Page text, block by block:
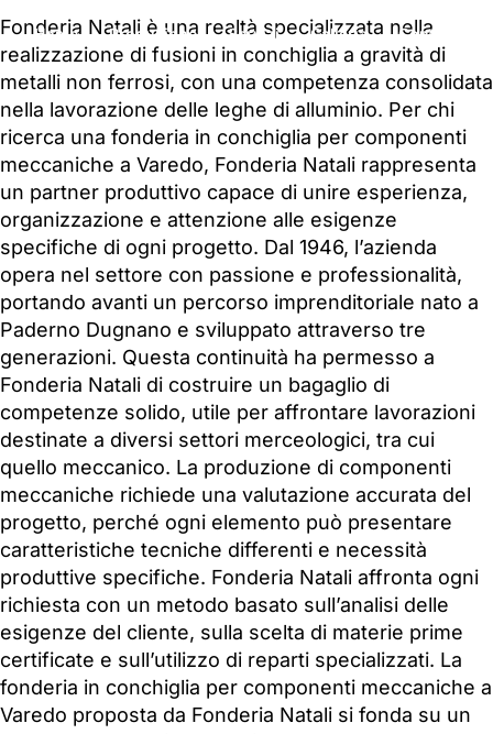
Home Produzione Servizi Galleria Contatti
Fonderia Natali è una realtà specializzata nella
realizzazione di fusioni in conchiglia a gravità di
metalli non ferrosi, con una competenza consolidata
nella lavorazione delle leghe di alluminio. Per chi
ricerca una fonderia in conchiglia per componenti
meccaniche a Varedo, Fonderia Natali rappresenta
un partner produttivo capace di unire esperienza,
organizzazione e attenzione alle esigenze
specifiche di ogni progetto. Dal 1946, l’azienda
opera nel settore con passione e professionalità,
portando avanti un percorso imprenditoriale nato a
Paderno Dugnano e sviluppato attraverso tre
generazioni. Questa continuità ha permesso a
Fonderia Natali di costruire un bagaglio di
competenze solido, utile per affrontare lavorazioni
destinate a diversi settori merceologici, tra cui
quello meccanico. La produzione di componenti
meccaniche richiede una valutazione accurata del
progetto, perché ogni elemento può presentare
caratteristiche tecniche differenti e necessità
produttive specifiche. Fonderia Natali affronta ogni
richiesta con un metodo basato sull’analisi delle
esigenze del cliente, sulla scelta di materie prime
certificate e sull’utilizzo di reparti specializzati. La
fonderia in conchiglia per componenti meccaniche a
Varedo proposta da Fonderia Natali si fonda su un